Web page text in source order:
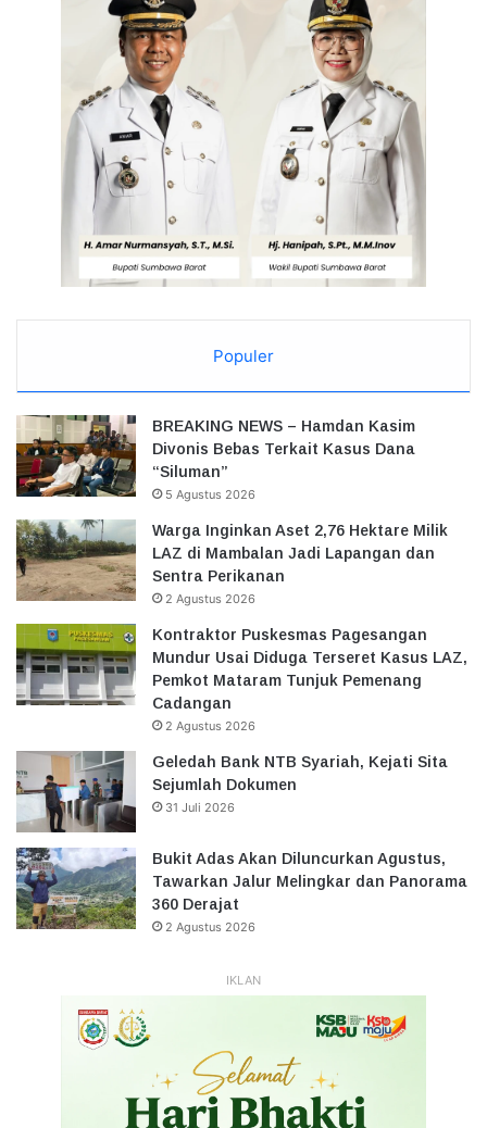
Populer
BREAKING NEWS – Hamdan Kasim
Divonis Bebas Terkait Kasus Dana
“Siluman”
5 Agustus 2026
Warga Inginkan Aset 2,76 Hektare Milik
LAZ di Mambalan Jadi Lapangan dan
Sentra Perikanan
2 Agustus 2026
Kontraktor Puskesmas Pagesangan
Mundur Usai Diduga Terseret Kasus LAZ,
Pemkot Mataram Tunjuk Pemenang
Cadangan
2 Agustus 2026
Geledah Bank NTB Syariah, Kejati Sita
Sejumlah Dokumen
31 Juli 2026
Bukit Adas Akan Diluncurkan Agustus,
Tawarkan Jalur Melingkar dan Panorama
360 Derajat
2 Agustus 2026
IKLAN